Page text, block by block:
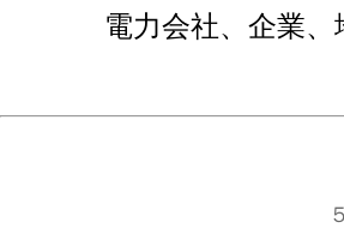
電力会社、企業